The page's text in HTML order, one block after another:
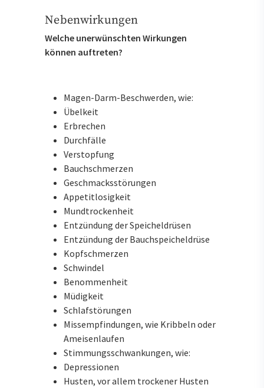
Nebenwirkungen
Welche unerwünschten Wirkungen
können auftreten?
Magen-Darm-Beschwerden, wie:
Übelkeit
Erbrechen
Durchfälle
Verstopfung
Bauchschmerzen
Geschmacksstörungen
Appetitlosigkeit
Mundtrockenheit
Entzündung der Speicheldrüsen
Entzündung der Bauchspeicheldrüse
Kopfschmerzen
Schwindel
Benommenheit
Müdigkeit
Schlafstörungen
Missempfindungen, wie Kribbeln oder
Ameisenlaufen
Stimmungsschwankungen, wie:
Depressionen
Husten, vor allem trockener Husten